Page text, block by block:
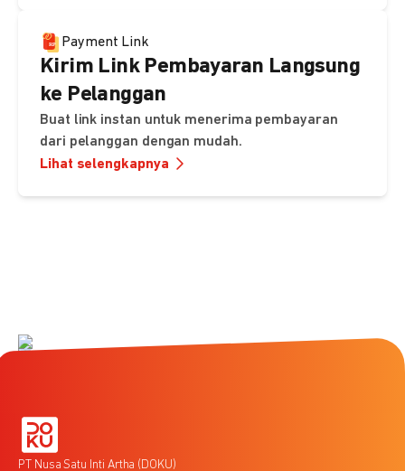
Payment Link
Kirim Link Pembayaran Langsung
ke Pelanggan
Buat link instan untuk menerima pembayaran
dari pelanggan dengan mudah.
Lihat selengkapnya
PT Nusa Satu Inti Artha (DOKU)